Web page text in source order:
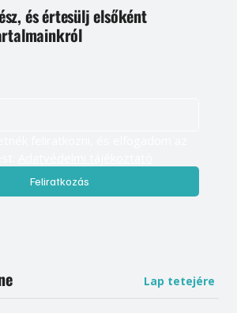
és értesülj elsőként
Feliratkozás
Lap tetejére